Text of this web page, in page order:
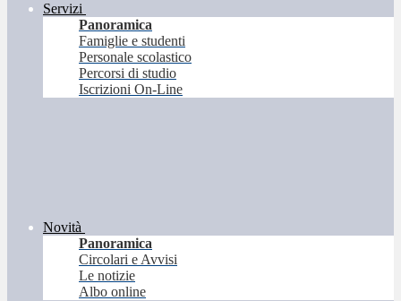
Servizi
Panoramica
Famiglie e studenti
Personale scolastico
Percorsi di studio
Iscrizioni On-Line
Novità
Panoramica
Circolari e Avvisi
Le notizie
Albo online